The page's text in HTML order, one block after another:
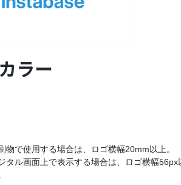
ラー
物で使用する場合は、ロゴ横幅20mm以上。
タル画面上で表示する場合は、ロゴ横幅56px